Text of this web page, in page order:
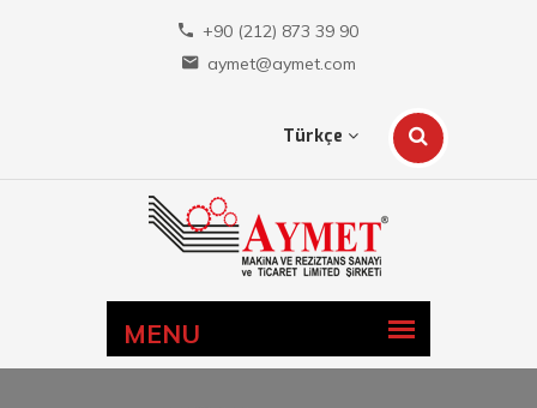
+90 (212) 873 39 90
aymet@aymet.com
Türkçe